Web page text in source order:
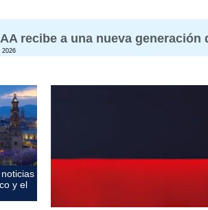
recibe a una nueva
2026
y el